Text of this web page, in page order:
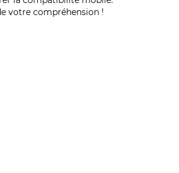
votre compréhension !